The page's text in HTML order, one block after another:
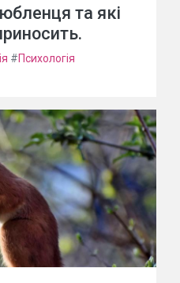
та які
#Психологія